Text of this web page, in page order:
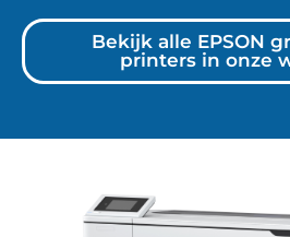
Bekijk alle EPSON
printers in onze